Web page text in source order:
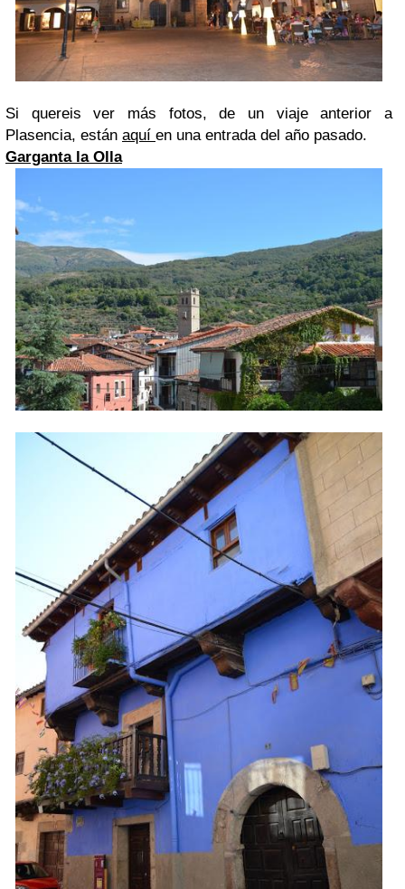
Si quereis ver más fotos, de un viaje anterior a
Plasencia, están aquí en una entrada del año pasado.
Garganta la Olla